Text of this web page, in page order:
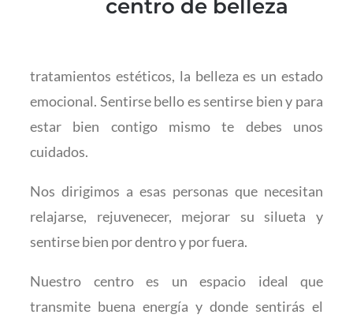
tratamientos estéticos, la belleza es un estado
emocional. Sentirse bello es sentirse bien y para
estar bien contigo mismo te debes unos
cuidados.
Nos dirigimos a esas personas que necesitan
relajarse, rejuvenecer, mejorar su silueta y
sentirse bien por dentro y por fuera.
Nuestro centro es un espacio ideal que
transmite buena energía y donde sentirás el